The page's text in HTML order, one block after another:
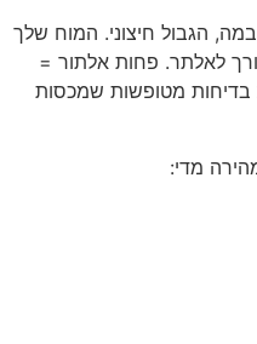
הגבול חיצוני. המוח שלך
לאלתר. פחות אלתור =
מטופשות שמכסות
מדי: